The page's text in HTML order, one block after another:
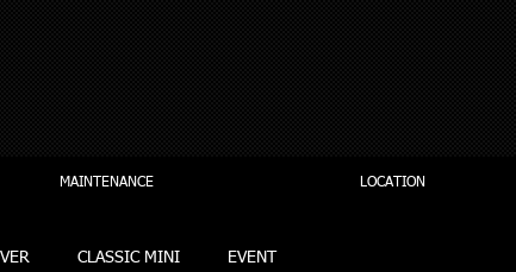
MAINTENANCE LOCATION
CLASSIC MINI EVENT